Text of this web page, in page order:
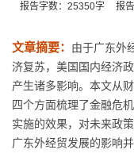
报告字数：25350字 报
文章摘要： 由于广东外
济复苏，美国国内经济
产生诸多影响。本文从
四个方面梳理了金融危
实施的效果，对未来政
广东外经贸发展的影响